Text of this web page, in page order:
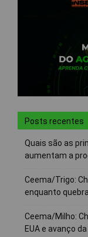
Posts recentes
Quais são as
aumentam a
Ceema/Trigo:
enquanto
Ceema/Milho:
EUA e avanço